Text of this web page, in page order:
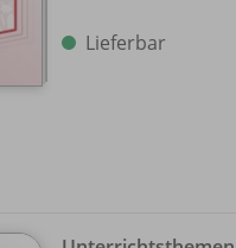
Lieferbar